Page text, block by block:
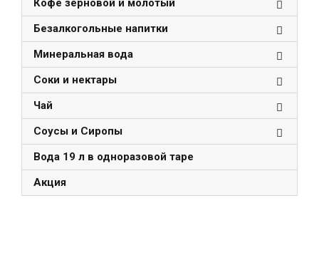
Кофе зерновой и молотый
Безалкогольные напитки
Минеральная вода
Соки и нектары
Чай
Соусы и Сиропы
Вода 19 л в одноразовой таре
Акция